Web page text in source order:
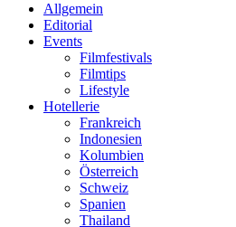
Allgemein
Editorial
Events
Filmfestivals
Filmtips
Lifestyle
Hotellerie
Frankreich
Indonesien
Kolumbien
Österreich
Schweiz
Spanien
Thailand